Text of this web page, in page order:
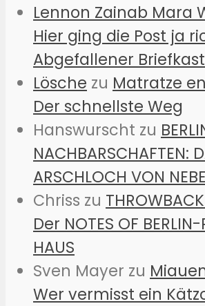
Lennon Zainab Mara
Hier ging die Post ja
Abgefallener
Lösche zu Matratze
Der schnellste Weg
Hanswurscht zu
NACHBARSCHAFTEN:
ARSCHLOCH VON
Chriss zu
Der NOTES OF
HAUS
Sven Mayer zu
Wer vermisst ein